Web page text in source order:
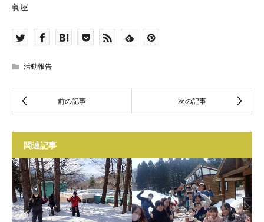
眞屋
活動報告
関連記事